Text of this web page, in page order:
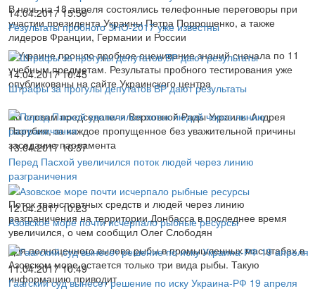
В ночь на 18 апреля состоялись телефонные переговоры при
участии президента Украины Петра Поррошенко, а также
лидеров Франции, Германии и России
14.04.2017 15:59
Результаты пробного ЗНО-2017 уже известны
В Украине прошло пробное оценивание знаний сначала по 11
учебным предметам. Результаты пробного тестирования уже
опубликованы на сайте Украинского центра
14.04.2017 10:45
Штрафы за прогулы депутатов ВР дают результаты
По словам председателя Верховной Рады Украины Андрея
Парубия, за каждое пропущенное без уважительной причины
заседание парламента
13.04.2017 10:37
Перед Пасхой увеличился поток людей через линию
разграничения
Поток транспортных средств и людей через линию
разграничения на территории Донбасса в последнее время
увеличился, о чем сообщил Олег Слободян
12.04.2017 10:23
Азовское море почти исчерпало рыбные ресурсы
Для полноценного вылова рыбы в промышленных масштабах в
Азовском море остается только три вида рыбы. Такую
информацию приводит
11.04.2017 10:49
Гаагский суд вынесет решение по иску Украина-РФ 19 апреля